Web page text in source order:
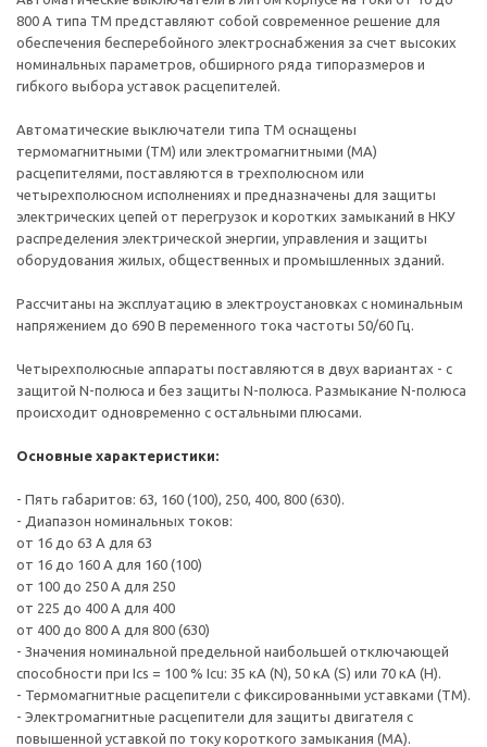
800 А типа ТМ представляют собой современное решение для
обеспечения бесперебойного электроснабжения за счет высоких
номинальных параметров, обширного ряда типоразмеров и
гибкого выбора уставок расцепителей.
Автоматические выключатели типа ТМ оснащены
термомагнитными (TM) или электромагнитными (MA)
расцепителями, поставляются в трехполюсном или
четырехполюсном исполнениях и предназначены для защиты
электрических цепей от перегрузок и коротких замыканий в НКУ
распределения электрической энергии, управления и защиты
оборудования жилых, общественных и промышленных зданий.
Рассчитаны на эксплуатацию в электроустановках с номинальным
напряжением до 690 В переменного тока частоты 50/60 Гц.
Четырехполюсные аппараты поставляются в двух вариантах - с
защитой N-полюса и без защиты N-полюса. Размыкание N-полюса
происходит одновременно с остальными плюсами.
Основные характеристики:
- Пять габаритов: 63, 160 (100), 250, 400, 800 (630).
- Диапазон номинальных токов:
от 16 до 63 А для 63
от 16 до 160 А для 160 (100)
от 100 до 250 А для 250
от 225 до 400 А для 400
от 400 до 800 А для 800 (630)
- Значения номинальной предельной наибольшей отключающей
способности при Ics = 100 % Icu: 35 кА (N), 50 кА (S) или 70 кА (H).
- Термомагнитные расцепители с фиксированными уставками (TM).
- Электромагнитные расцепители для защиты двигателя с
повышенной уставкой по току короткого замыкания (МА).